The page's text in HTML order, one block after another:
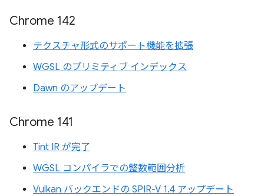
Chrome 142
テクスチャ形式のサポート機能を拡張
WGSL のプリミティブ インデックス
Dawn のアップデート
Chrome 141
Tint IR が完了
WGSL コンパイラでの整数範囲分析
Vulkan バックエンドの SPIR-V 1.4 アップデート